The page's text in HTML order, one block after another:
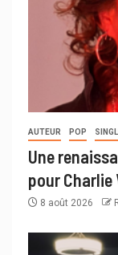
AUTEUR POP
Une
pour Charlie
8 août 2026